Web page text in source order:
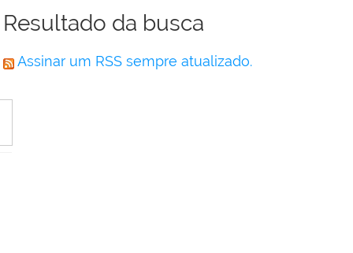
Resultado da busca
Assinar um RSS sempre atualizado.